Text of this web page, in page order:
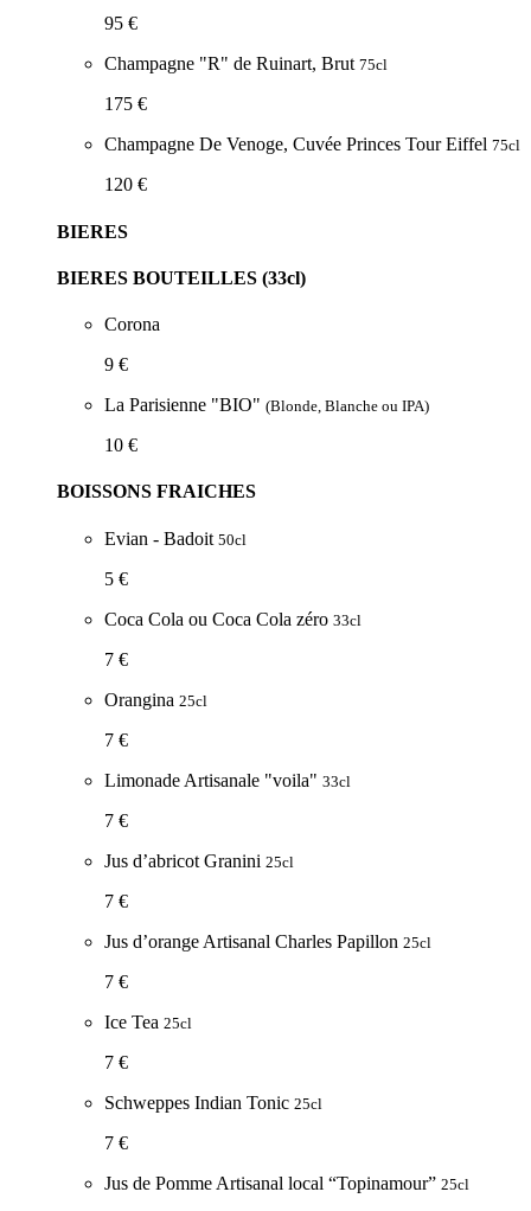
95 €
Champagne "R" de Ruinart, Brut 75cl
175 €
Champagne De Venoge, Cuvée Princes Tour Eiffel 75cl
120 €
BIERES
BIERES BOUTEILLES (33cl)
Corona
9 €
La Parisienne "BIO" (Blonde, Blanche ou IPA)
10 €
BOISSONS FRAICHES
Evian - Badoit 50cl
5 €
Coca Cola ou Coca Cola zéro 33cl
7 €
Orangina 25cl
7 €
Limonade Artisanale "voila" 33cl
7 €
Jus d’abricot Granini 25cl
7 €
Jus d’orange Artisanal Charles Papillon 25cl
7 €
Ice Tea 25cl
7 €
Schweppes Indian Tonic 25cl
7 €
Jus de Pomme Artisanal local “Topinamour” 25cl